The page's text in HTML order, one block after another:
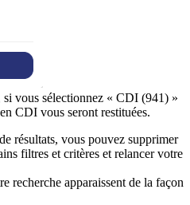
si vous sélectionnez « CDI (941) »
CDI vous seront restituées.
résultats, vous pouvez supprimer
filtres et critères et relancer votre
recherche apparaissent de la façon